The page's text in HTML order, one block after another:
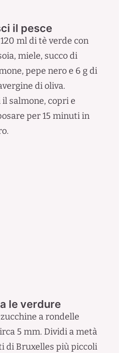
il pesce
ml di tè verde con
miele, succo di
pepe nero e 6 g di
di oliva.
salmone, copri e
per 15 minuti in
le verdure
a rondelle
5 mm. Dividi a metà
di Bruxelles più piccoli